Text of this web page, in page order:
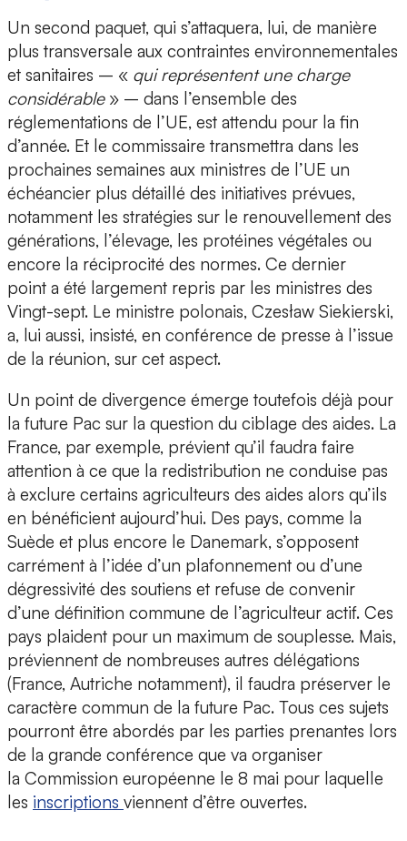
Un second paquet, qui s’attaquera, lui, de manière
plus transversale aux contraintes environnementales
et sanitaires – « qui représentent une charge
considérable» – dans l’ensemble des
réglementations de l’UE, est attendu pour la fin
d’année. Et le commissaire transmettra dans les
prochaines semaines aux ministres de l’UE un
échéancier plus détaillé des initiatives prévues,
notamment les stratégies sur le renouvellement des
générations, l’élevage, les protéines végétales ou
encore la réciprocité des normes. Ce dernier
point a été largement repris par les ministres des
Vingt-sept. Le ministre polonais, Czesław Siekierski,
a, lui aussi, insisté, en conférence de presse à l’issue
de la réunion, sur cet aspect.
Un point de divergence émerge toutefois déjà pour
la future Pac sur la question du ciblage des aides. La
France, par exemple, prévient qu’il faudra faire
attention à ce que la redistribution ne conduise pas
à exclure certains agriculteurs des aides alors qu’ils
en bénéficient aujourd’hui. Des pays, comme la
Suède et plus encore le Danemark, s’opposent
carrément à l’idée d’un plafonnement ou d’une
dégressivité des soutiens et refuse de convenir
d’une définition commune de l’agriculteur actif. Ces
pays plaident pour un maximum de souplesse. Mais,
préviennent de nombreuses autres délégations
(France, Autriche notamment), il faudra préserver le
caractère commun de la future Pac. Tous ces sujets
pourront être abordés par les parties prenantes lors
de la grande conférence que va organiser
la Commission européenne le 8 mai pour laquelle
les inscriptions viennent d’être ouvertes.